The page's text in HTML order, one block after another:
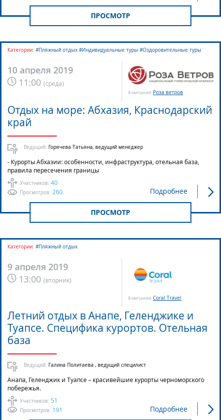
ПРОСМОТР
10 апреля 2019
11:00 (среда)
Компания: Роза ветров
Участников: 40
Просмотров: 260
Категории: #Пляжный отдых #Индивидуальные туры #Оздоровительные туры
Отдых на море: Абхазия, Краснодарский
край
Ведущий: Горячева Татьяна, ведущий менеджер
- Курорты Абхазии: особенности, инфраструктура, отельная база,
правила пересечения границы
Подробнее
ПРОСМОТР
9 апреля 2019
13:00 (вторник)
Компания:Coral Travel
Участников: 51
Просмотров: 191
Категории: #Пляжный отдых
Летний отдых в Анапе, Геленджике и
Туапсе. Специфика курортов. Отельная
база
Ведущий: Галина Политаева , ведущий специлист
Анапа, Геленджик и Туапсе – красивейшие курорты черноморского
побережья.
Подробнее